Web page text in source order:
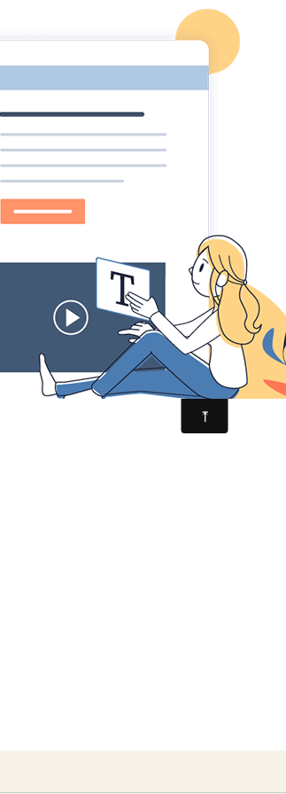
Newsletter Agenda
les échanges.
, c’est lecristol
qui s’est fait.
l’idéal étant toutefois de pouvoir l’équilibrer.